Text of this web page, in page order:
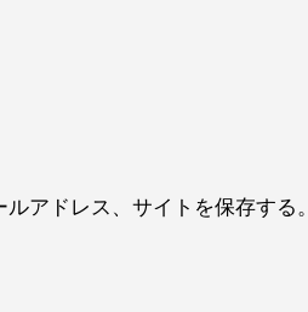
アドレス、サイトを保存する。